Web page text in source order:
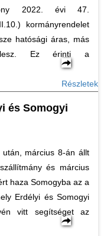
2022. évi 47.
kormányrendelet
hatósági áras, más
Ez érinti a
Részletek
és Somogyi
március 8-án állt
és március
haza Somogyba az a
Erdélyi és Somogyi
vitt segítséget az